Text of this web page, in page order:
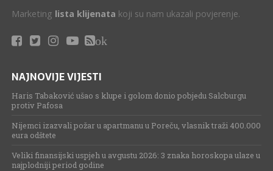
Marketing lista klijenata koji su nam ukazali povjerenje.
ok
NAJNOVIJE VIJESTI
Haris Tabaković ušao s klupe i golom donio pobjedu Salcburgu
protiv Pafosa
Nijemci izazvali požar u apartmanu u Poreču, vlasnik traži 400.000
eura odštete
Veliki finansijski uspjeh u avgustu 2026: 3 znaka horoskopa ulaze u
najplodniji period godine